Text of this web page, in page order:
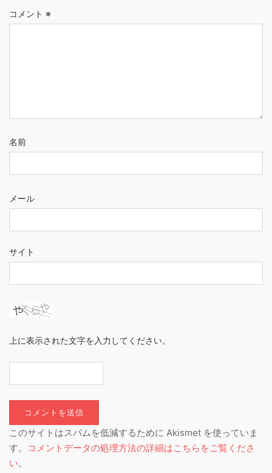
コメント ※
名前
メール
サイト
上に表示された文字を入力してください。
このサイトはスパムを低減するために Akismet を使っていま
す。
コメントデータの処理方法の詳細はこちらをご覧くださ
い。